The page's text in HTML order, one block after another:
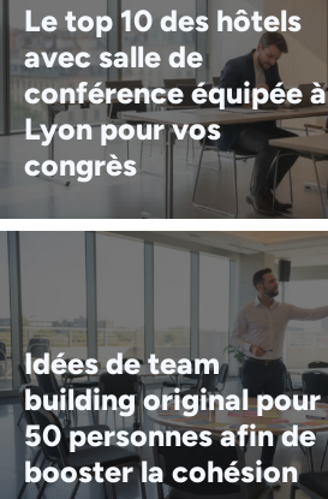
Le top 10 des hôtels
avec salle de
conférence équipée à
Lyon pour vos
congrès
Idées de team
building original pour
50 personnes afin de
booster la cohésion